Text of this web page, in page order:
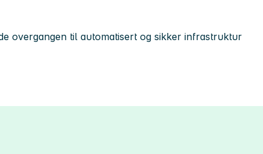
overgangen til automatisert og sikker infrastruktur